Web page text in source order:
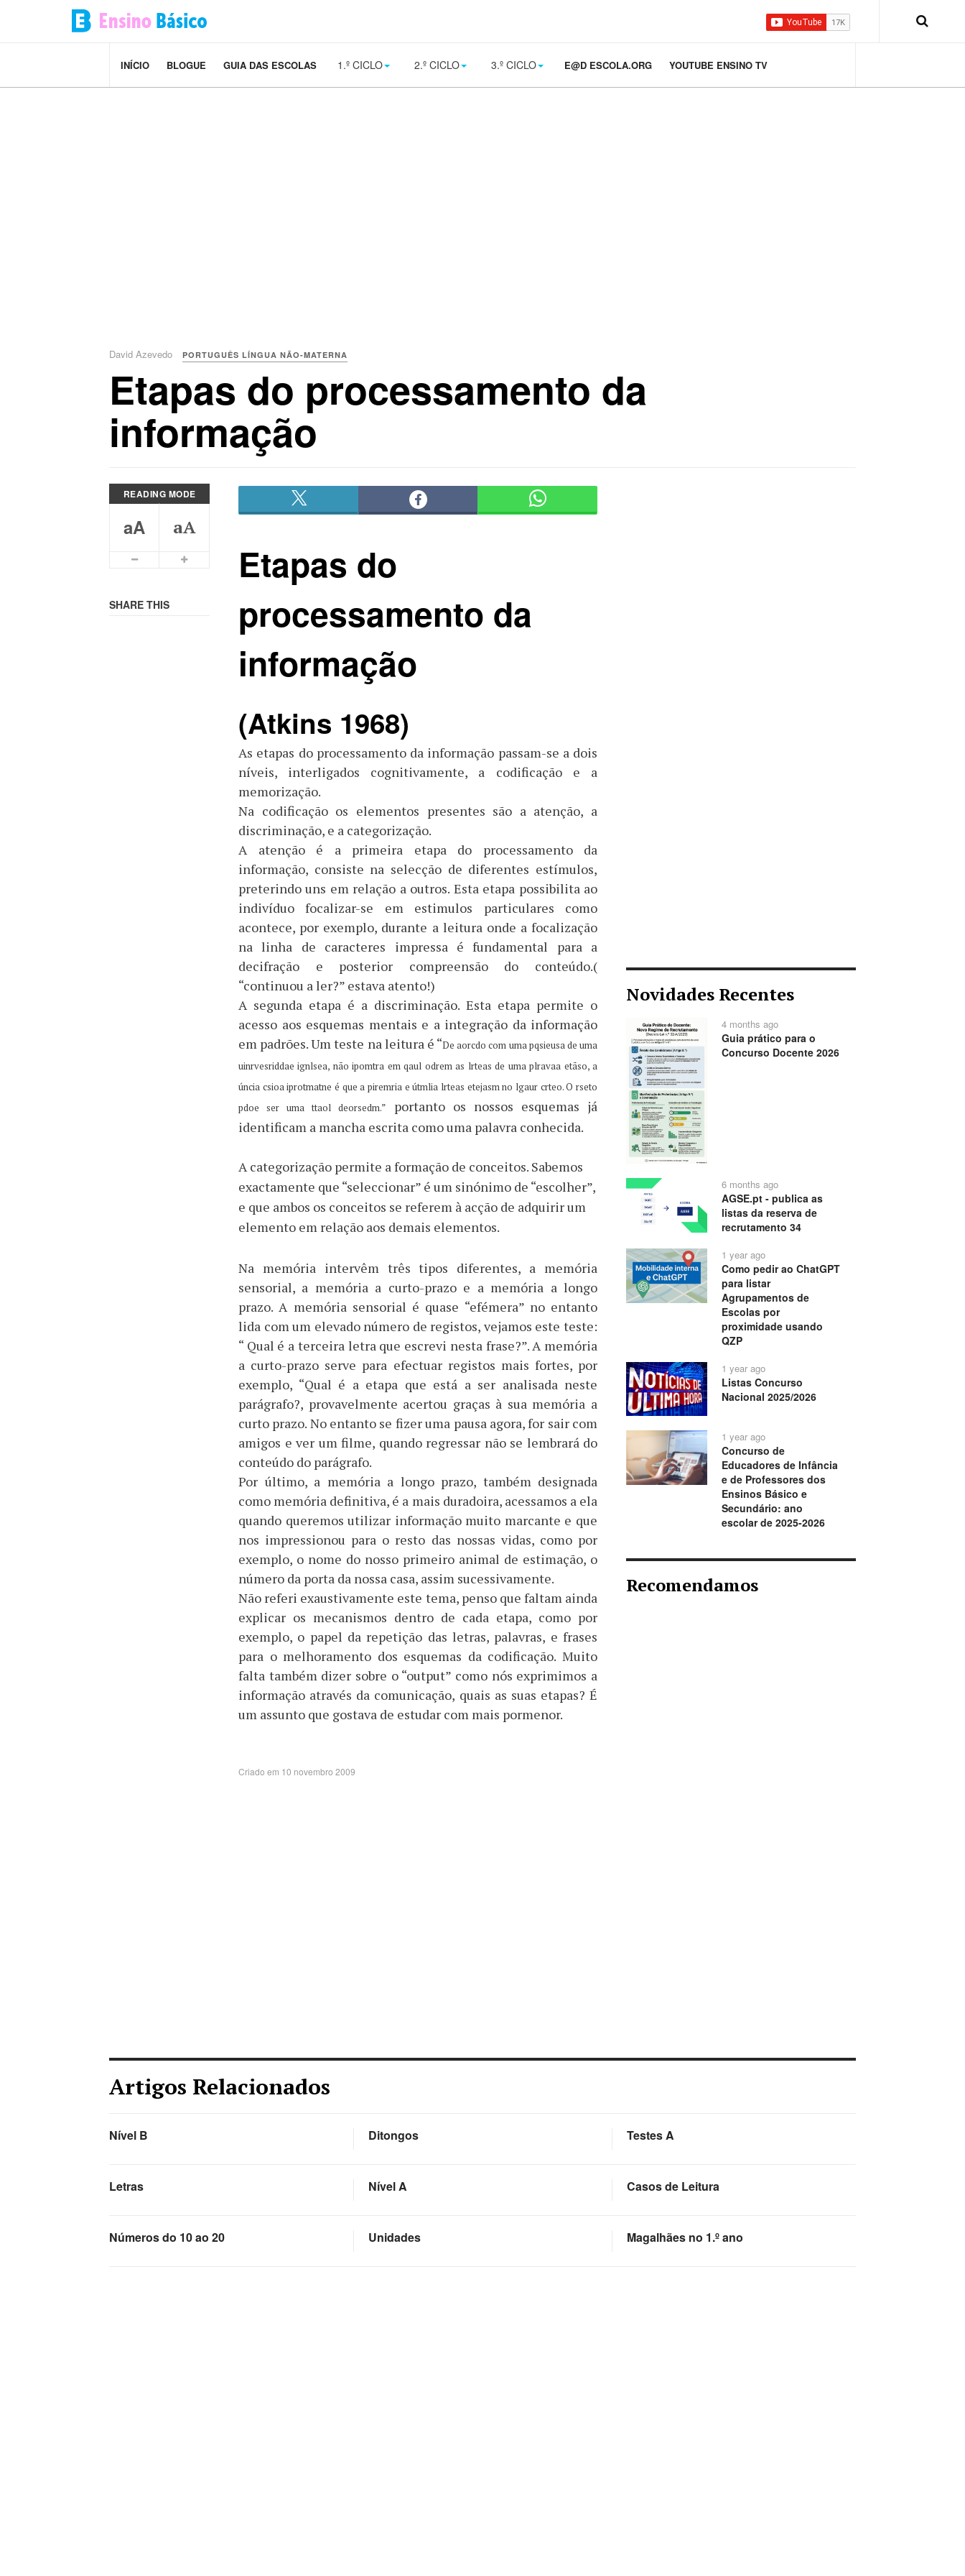
INÍCIO BLOGUE GUIA DAS ESCOLAS 1.º CICLO 2.º CICLO 3.º CICLO E@D ESCOLA.ORG YOUTUBE ENSINO TV
David Azevedo PORTUGUÊS LÍNGUA NÃO-MATERNA
Etapas do processamento da
informação
READING MODE
aA aA
Smaller Font
SHARE THIS
Etapas do
processamento da
informação
(Atkins 1968)
As etapas do processamento da informação passam-se a dois
níveis, interligados cognitivamente, a codificação e a
memorização.
Na codificação os elementos presentes são a atenção, a
discriminação, e a categorização.
A atenção é a primeira etapa do processamento da
informação, consiste na selecção de diferentes estímulos,
preterindo uns em relação a outros. Esta etapa possibilita ao
indivíduo focalizar-se em estimulos particulares como
acontece, por exemplo, durante a leitura onde a focalização
na linha de caracteres impressa é fundamental para a
decifração e posterior compreensão do conteúdo.(
“continuou a ler?” estava atento!)
A segunda etapa é a discriminação. Esta etapa permite o
acesso aos esquemas mentais e a integração da informação
em padrões. Um teste na leitura é “De aorcdo com uma pqsieusa de uma
uinrvesriddae ignlsea, não ipomtra em qaul odrem as lrteas de uma plravaa etãso, a
úncia csioa iprotmatne é que a piremria e útmlia lrteas etejasm no lgaur crteo. O rseto
pdoe ser uma ttaol deorsedm.”
portanto os nossos esquemas já
identificam a mancha escrita como uma palavra conhecida.
A categorização permite a formação de conceitos. Sabemos
exactamente que “seleccionar” é um sinónimo de “escolher”,
e que ambos os conceitos se referem à acção de adquirir um
elemento em relação aos demais elementos.
Na memória intervêm três tipos diferentes, a memória
sensorial, a memória a curto-prazo e a memória a longo
prazo. A memória sensorial é quase “efémera” no entanto
lida com um elevado número de registos, vejamos este teste:
“ Qual é a terceira letra que escrevi nesta frase?”. A memória
a curto-prazo serve para efectuar registos mais fortes, por
exemplo, “Qual é a etapa que está a ser analisada neste
parágrafo?, provavelmente acertou graças à sua memória a
curto prazo. No entanto se fizer uma pausa agora, for sair com
amigos e ver um filme, quando regressar não se lembrará do
conteúdo do parágrafo.
Por último, a memória a longo prazo, também designada
como memória definitiva, é a mais duradoira, acessamos a ela
quando queremos utilizar informação muito marcante e que
nos impressionou para o resto das nossas vidas, como por
exemplo, o nome do nosso primeiro animal de estimação, o
número da porta da nossa casa, assim sucessivamente.
Não referi exaustivamente este tema, penso que faltam ainda
explicar os mecanismos dentro de cada etapa, como por
exemplo, o papel da repetição das letras, palavras, e frases
para o melhoramento dos esquemas da codificação. Muito
falta também dizer sobre o “output” como nós exprimimos a
informação através da comunicação, quais as suas etapas? É
um assunto que gostava de estudar com mais pormenor.
Criado em 10 novembro 2009
Novidades Recentes
4 months ago
Guia prático para o
Concurso Docente 2026
6 months ago
AGSE.pt - publica as
listas da reserva de
recrutamento 34
1 year ago
Como pedir ao ChatGPT
para listar
Agrupamentos de
Escolas por
proximidade usando
QZP
1 year ago
Listas Concurso
Nacional 2025/2026
1 year ago
Concurso de
Educadores de Infância
e de Professores dos
Ensinos Básico e
Secundário: ano
escolar de 2025-2026
Recomendamos
Artigos Relacionados
Nível B Ditongos Testes A
Letras Nível A Casos de Leitura
Números do 10 ao 20 Unidades Magalhães no 1.º ano